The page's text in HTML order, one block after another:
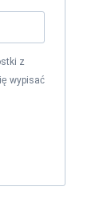
z
wypisać